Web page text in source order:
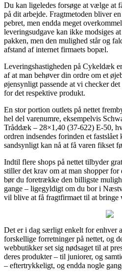
Du kan ligeledes forsøge at vælge at
på dit arbejde. Fragtmetoden bliver
pebret, men endda meget
leveringsudgave kan ikke modsiges
pakken, men den mulighed står og
afstand af internet firmaets bopæl.
Leveringshastigheden på Cykeldæk
af at man behøver din ordre om et
øjensynligt passende at vi checker
for det respektive produkt.
En stor portion outlets på nettet
hel del varenumre, eksempelvis
Tråddæk – 28×1,40 (37-622) E-50,
ordren indsendes forinden et
sandsynligt kan nå at få varen fikset
Indtil flere shops på nettet tilbyder
stiller det krav om at man shopper for
bør du foretrække den billigste
gange – ligegyldigt om du bor i
vil blive at få fragtfirmaet til at bringe
Det er i dag særligt enkelt for enhver
forskellige forretninger på nettet, og
webbutikker set sig nødsaget til at
deres produkter – til juniorer, og
– eftertrykkeligt, og endda nogle